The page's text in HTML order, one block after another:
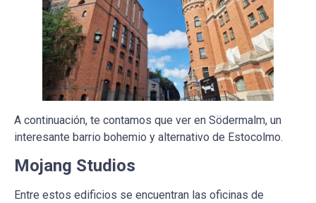
A continuación, te contamos que ver en Södermalm, un
interesante barrio bohemio y alternativo de Estocolmo.
Mojang Studios
Entre estos edificios se encuentran las oficinas de